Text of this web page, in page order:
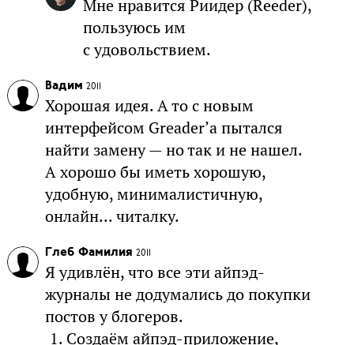
Мне нравится Риидер (Reeder),
пользуюсь им
с удовольствием.
Вадим 2011
Хорошая идея. А то с новым
интерфейсом Greader’а пытался
найти замену — но так и не нашел.
А хорошо бы иметь хорошую,
удобную, минималистичную,
онлайн... читалку.
Глеб Фамилия 2011
Я удивлён, что все эти айпэд-
журналы не додумались до покупки
постов у блогеров.
Создаём айпэд-приложение,